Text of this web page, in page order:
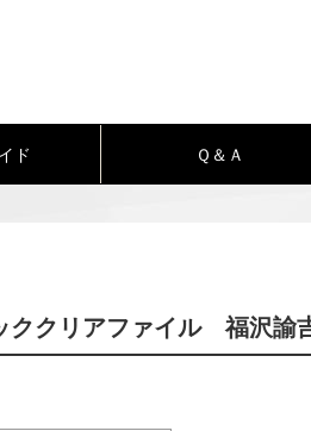
ド Ｑ＆Ａ
ククリアファイル 福沢諭